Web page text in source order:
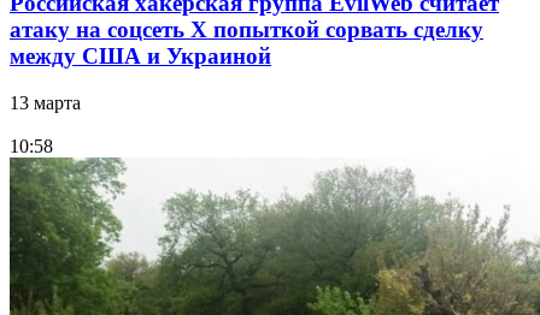
атаку на соцсеть Х попыткой сорвать сделку
между США и Украиной
13 марта
10:58